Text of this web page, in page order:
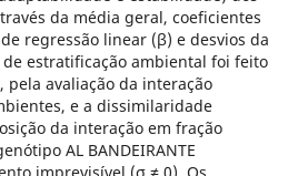
da média geral, coeficientes
regressão linear (β) e desvios da
estratificação ambiental foi feito
avaliação da interação
e a dissimilaridade
da interação em fração
AL BANDEIRANTE